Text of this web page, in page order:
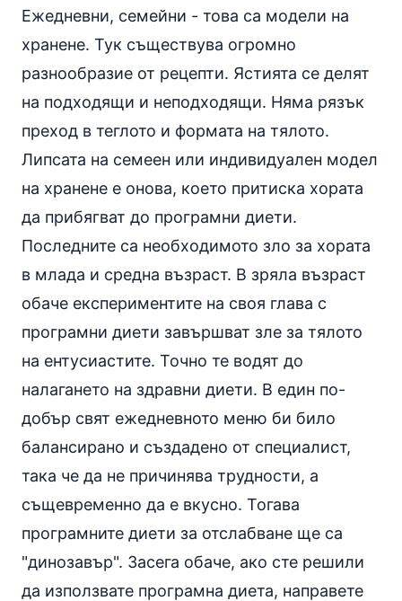
Ежедневни, семейни - това са модели на
хранене. Тук съществува огромно
разнообразие от рецепти. Ястията се делят
на подходящи и неподходящи. Няма рязък
преход в теглото и формата на тялото.
Липсата на семеен или индивидуален модел
на хранене е онова, което притиска хората
да прибягват до програмни диети.
Последните са необходимото зло за хората
в млада и средна възраст. В зряла възраст
обаче експериментите на своя глава с
програмни диети завършват зле за тялото
на ентусиастите. Точно те водят до
налагането на здравни диети. В един по-
добър свят ежедневното меню би било
балансирано и създадено от специалист,
така че да не причинява трудности, а
същевременно да е вкусно. Тогава
програмните диети за отслабване ще са
"динозавър". Засега обаче, ако сте решили
да използвате програмна диета, направете